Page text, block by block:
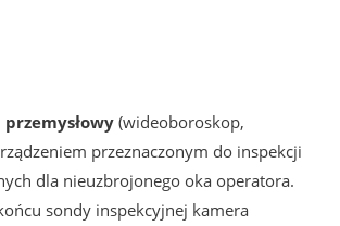
(wideoboroskop,
przeznaczonym do inspekcji
dla nieuzbrojonego oka operatora.
sondy inspekcyjnej kamera